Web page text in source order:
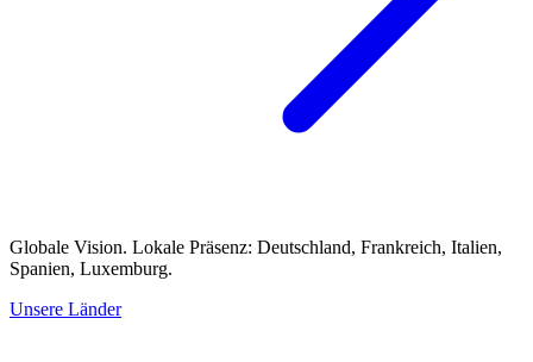
Globale Vision. Lokale Präsenz: Deutschland, Frankreich, Italien,
Spanien, Luxemburg.
Unsere Länder